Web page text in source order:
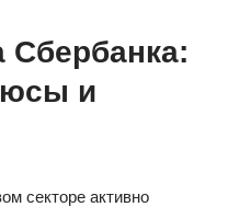
Сбербанка:
и
секторе активно